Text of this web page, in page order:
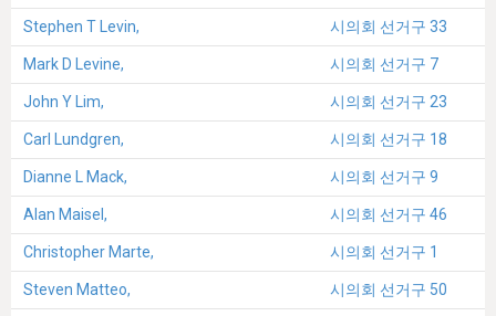
Stephen T Levin, 시의회 선거구 33
Mark D Levine, 시의회 선거구 7
John Y Lim, 시의회 선거구 23
Carl Lundgren, 시의회 선거구 18
Dianne L Mack, 시의회 선거구 9
Alan Maisel, 시의회 선거구 46
Christopher Marte, 시의회 선거구 1
Steven Matteo, 시의회 선거구 50